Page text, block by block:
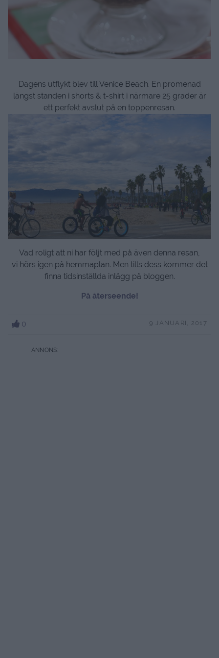
Dagens utflykt blev till Venice Beach. En promenad
längst standen i shorts & t-shirt i närmare 25 grader är
ett perfekt avslut på en toppenresan.
Vad roligt att ni har följt med på även denna resan,
vi hörs igen på hemmaplan. Men tills dess kommer det
finna tidsinställda inlägg på bloggen.
På återseende!
0 9 JANUARI, 2017